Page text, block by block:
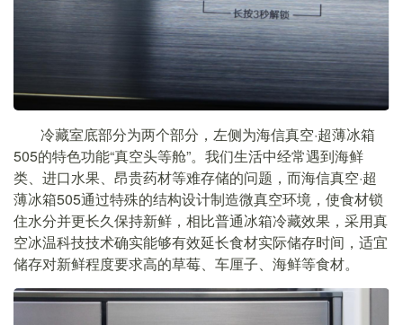
冷藏室底部分为两个部分，左侧为海信真空·超薄冰箱
505的特色功能“真空头等舱”。我们生活中经常遇到海鲜
类、进口水果、昂贵药材等难存储的问题，而海信真空·超
薄冰箱505通过特殊的结构设计制造微真空环境，使食材锁
住水分并更长久保持新鲜，相比普通冰箱冷藏效果，采用真
空冰温科技技术确实能够有效延长食材实际储存时间，适宜
储存对新鲜程度要求高的草莓、车厘子、海鲜等食材。